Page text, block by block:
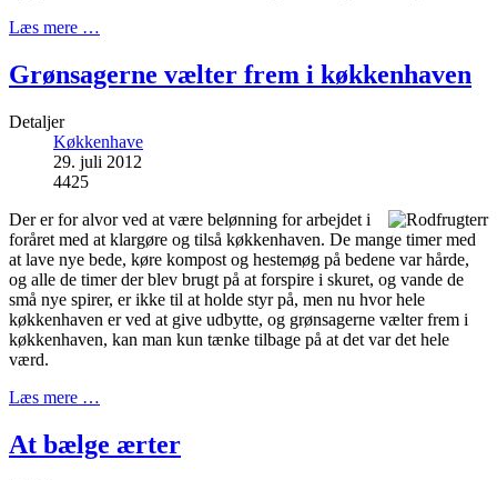
Læs mere …
Grønsagerne vælter frem i køkkenhaven
Detaljer
Køkkenhave
29. juli 2012
4425
Der er for alvor ved at være belønning for arbejdet i
foråret med at klargøre og tilså køkkenhaven. De mange timer med
at lave nye bede, køre kompost og hestemøg på bedene var hårde,
og alle de timer der blev brugt på at forspire i skuret, og vande de
små nye spirer, er ikke til at holde styr på, men nu hvor hele
køkkenhaven er ved at give udbytte, og grønsagerne vælter frem i
køkkenhaven, kan man kun tænke tilbage på at det var det hele
værd.
Læs mere …
At bælge ærter